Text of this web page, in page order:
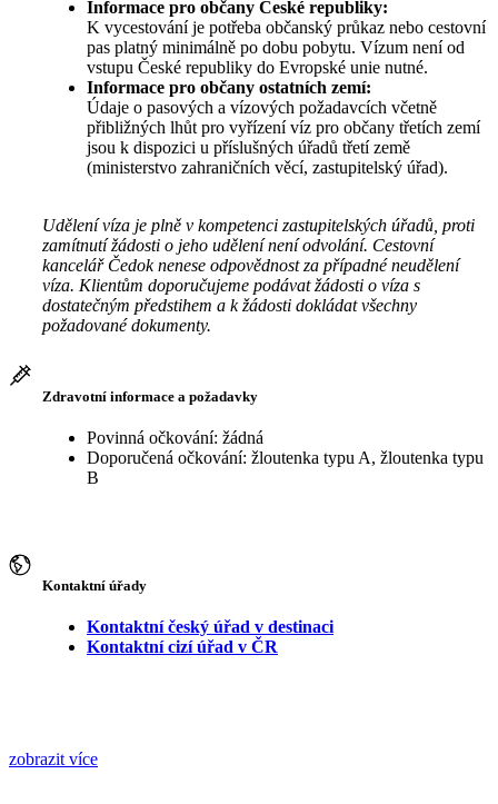
Informace pro občany České republiky:
K vycestování je potřeba občanský průkaz nebo cestovní
pas platný minimálně po dobu pobytu. Vízum není od
vstupu České republiky do Evropské unie nutné.
Informace pro občany ostatních zemí:
Údaje o pasových a vízových požadavcích včetně
přibližných lhůt pro vyřízení víz pro občany třetích zemí
jsou k dispozici u příslušných úřadů třetí země
(ministerstvo zahraničních věcí, zastupitelský úřad).
Udělení víza je plně v kompetenci zastupitelských úřadů, proti
zamítnutí žádosti o jeho udělení není odvolání. Cestovní
kancelář Čedok nenese odpovědnost za případné neudělení
víza. Klientům doporučujeme podávat žádosti o víza s
dostatečným předstihem a k žádosti dokládat všechny
požadované dokumenty.
Zdravotní informace a požadavky
Povinná očkování: žádná
Doporučená očkování: žloutenka typu A, žloutenka typu
B
Kontaktní úřady
Kontaktní český úřad v destinaci
Kontaktní cizí úřad v ČR
zobrazit více